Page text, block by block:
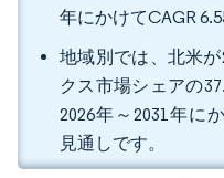
年にかけてCAGR
地域別では、北米
クス市場シェアの
2026年～2031年に
見通しです。